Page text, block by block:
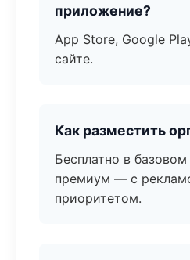
приложение?
App Store, Google
сайте.
Как разместить
Бесплатно в
премиум — с
приоритетом.